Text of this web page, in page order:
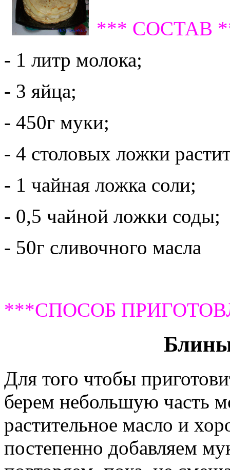
*** СОСТАВ
- 1 литр молока;
- 3 яйца;
- 450г муки;
- 4 столовых ложки
- 1 чайная ложка соли;
- 0,5 чайной ложки соды;
- 50г сливочного масла
***СПОСОБ
Для того чтобы
берем небольшую часть
растительное масло и
постепенно добавляем